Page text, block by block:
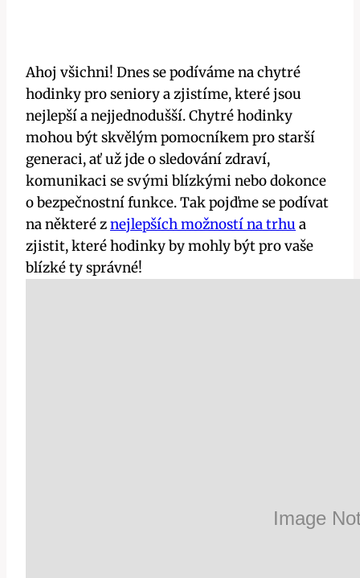
Ahoj všichni! Dnes se podíváme na chytré
hodinky pro seniory a zjistíme, které jsou
nejlepší a nejjednodušší. Chytré hodinky
mohou být skvělým pomocníkem pro starší
generaci, ať už jde o sledování zdraví,
komunikaci se svými blízkými nebo dokonce
o bezpečnostní funkce. Tak pojďme se podívat
na některé znejlepších možností na trhu a
zjistit, které hodinky by mohly být pro vaše
blízké ty správné!